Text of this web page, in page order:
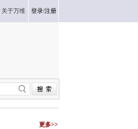
关于万维 登录/注册
更多>>